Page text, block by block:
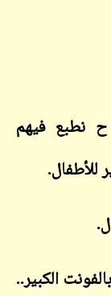
ح نطبع فيهم
الكبير..